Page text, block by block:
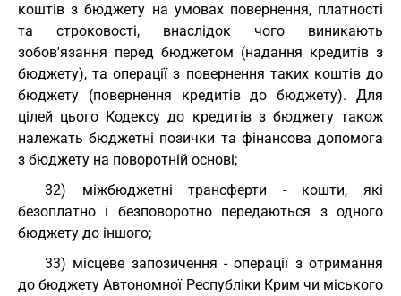
коштів з бюджету на умовах повернення, платності
та строковості, внаслідок чого виникають
зобов'язання перед бюджетом (надання кредитів з
бюджету), та операції з повернення таких коштів до
бюджету (повернення кредитів до бюджету). Для
цілей цього Кодексу до кредитів з бюджету також
належать бюджетні позички та фінансова допомога
з бюджету на поворотній основі;
32) міжбюджетні трансферти - кошти, які
безоплатно і безповоротно передаються з одного
бюджету до іншого;
33) місцеве запозичення - операції з отримання
до бюджету Автономної Республіки Крим чи міського